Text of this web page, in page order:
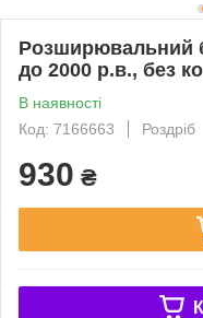
Розширювальний
до 2000 р.в., без
В наявності
Код: 7166663
Роздріб
930 ₴